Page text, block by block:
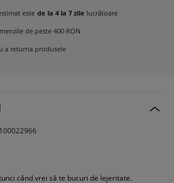
este de la 4 la 7 zile lucrătoare
de peste 400 RON
a returna produsele
100022966
când vrei să te bucuri de lejeritate.